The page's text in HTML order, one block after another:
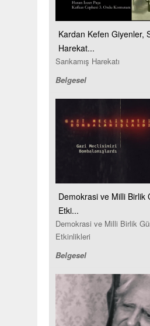
Kardan Kefen Giyenler,
Harekat...
Sarıkamış Harekatı
Belgesel
Demokrasi ve Milli Birlik
Etki...
Demokrasi ve Milli Birlik
Etkinlikleri
Belgesel